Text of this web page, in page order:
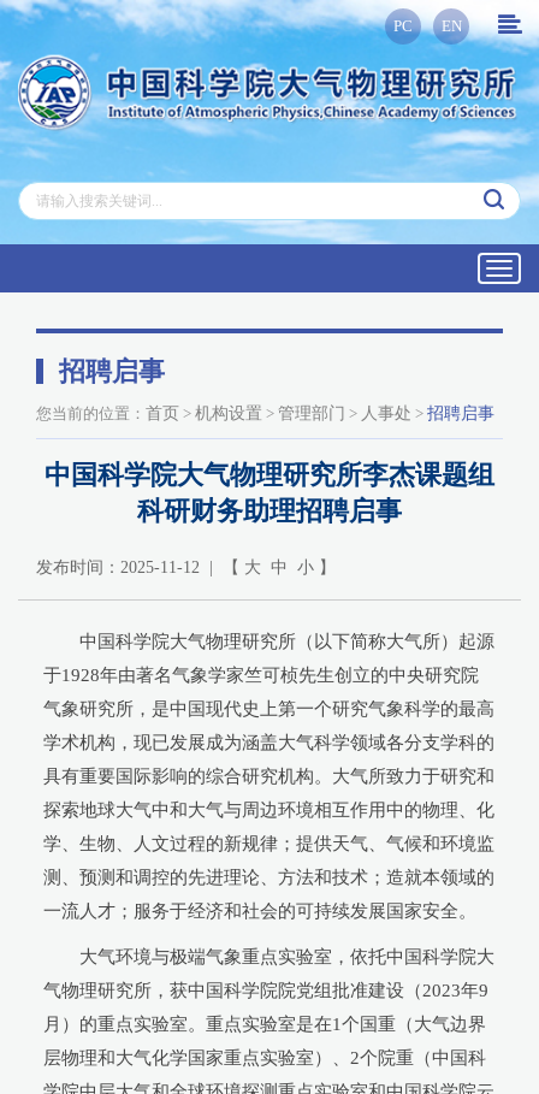
PC EN
招聘启事
您当前的位置： 首页 > 机构设置 > 管理部门 > 人事处 > 招聘启事
中国科学院大气物理研究所李杰课题组
科研财务助理招聘启事
发布时间：2025-11-12 | 【 大 中 小 】
中国科学院大气物理研究所（以下简称大气所）起源
于1928年由著名气象学家竺可桢先生创立的中央研究院
气象研究所，是中国现代史上第一个研究气象科学的最高
学术机构，现已发展成为涵盖大气科学领域各分支学科的
具有重要国际影响的综合研究机构。大气所致力于研究和
探索地球大气中和大气与周边环境相互作用中的物理、化
学、生物、人文过程的新规律；提供天气、气候和环境监
测、预测和调控的先进理论、方法和技术；造就本领域的
一流人才；服务于经济和社会的可持续发展国家安全。
大气环境与极端气象重点实验室，依托中国科学院大
气物理研究所，获中国科学院院党组批准建设（2023年9
月）的重点实验室。重点实验室是在1个国重（大气边界
层物理和大气化学国家重点实验室）、2个院重（中国科